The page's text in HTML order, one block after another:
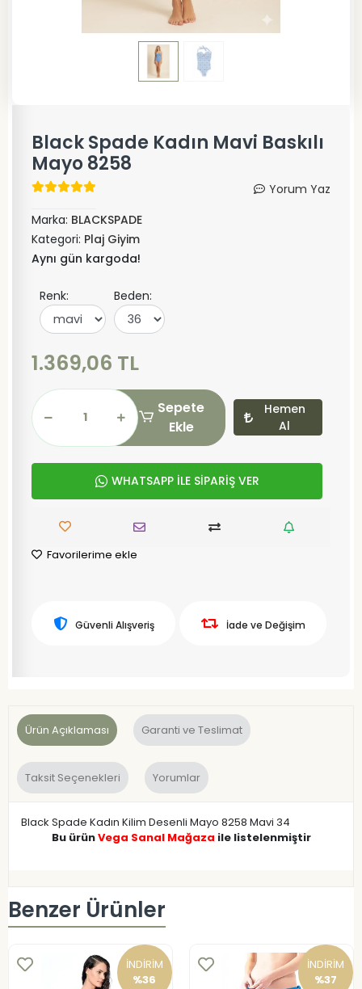
Black Spade Kadın Mavi Baskılı
Mayo 8258
Yorum Yaz
Marka: BLACKSPADE
Kategori: Plaj Giyim
Aynı gün kargoda!
Renk: Beden:
1.369,06 TL
Sepete
Ekle
Hemen
Al
WHATSAPP İLE SİPARİŞ VER
Favorilerime ekle
Güvenli Alışveriş İade ve Değişim
Ürün Açıklaması Garanti ve Teslimat
Taksit Seçenekleri Yorumlar
Black Spade Kadın Kilim Desenli Mayo 8258 Mavi 34
Bu ürünVega Sanal Mağaza ile listelenmiştir
Benzer Ürünler
İNDİRİM
%36
İNDİRİM
%37